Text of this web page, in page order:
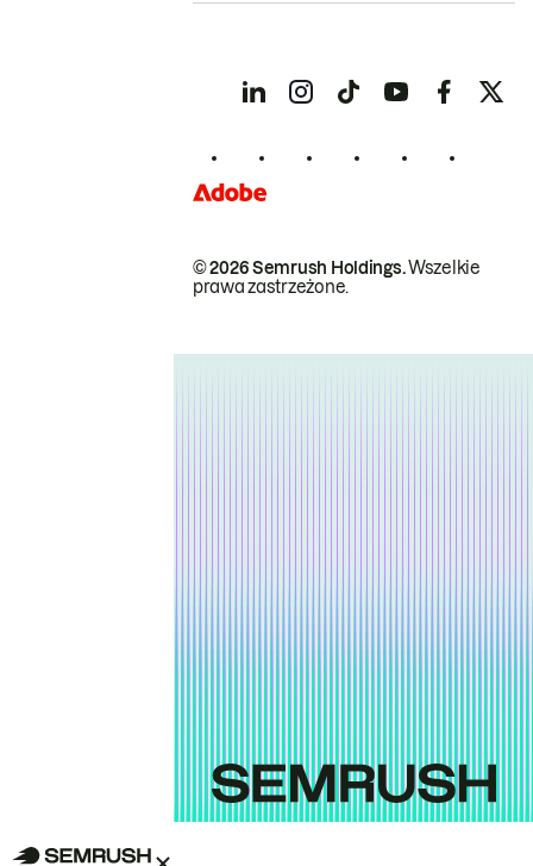
© 2026 Semrush Holdings.Wszelkie
prawa zastrzeżone.